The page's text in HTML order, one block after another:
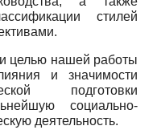
стилей
целью нашей работы
и значимости
подготовки
социально-
деятельность.